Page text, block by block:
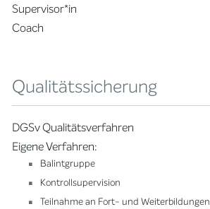
Supervisor*in
Coach
Qualitätssicherung
DGSv Qualitätsverfahren
Eigene Verfahren:
Balintgruppe
Kontrollsupervision
Teilnahme an Fort- und Weiterbildungen